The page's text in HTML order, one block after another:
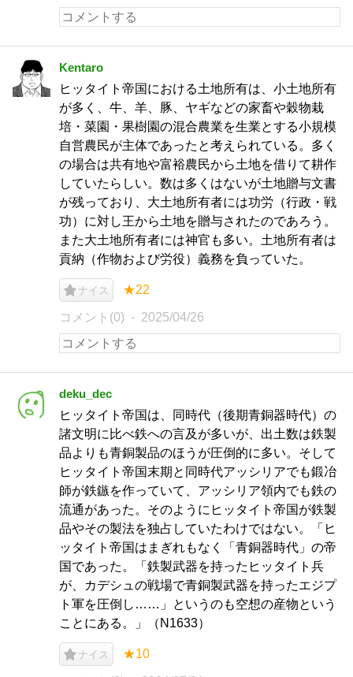
Kentaro
ヒッタイト帝国における土地所有は、小土地所有
が多く、牛、羊、豚、ヤギなどの家畜や穀物栽
培・菜園・果樹園の混合農業を生業とする小規模
自営農民が主体であったと考えられている。多く
の場合は共有地や富裕農民から土地を借りて耕作
していたらしい。数は多くはないが土地贈与文書
が残っており、大土地所有者には功労（行政・戦
功）に対し王から土地を贈与されたのであろう。
また大土地所有者には神官も多い。土地所有者は
貢納（作物および労役）義務を負っていた。
ナイス ★22
コメント(0) 2025/04/26
deku_dec
ヒッタイト帝国は、同時代（後期青銅器時代）の
諸文明に比べ鉄への言及が多いが、出土数は鉄製
品よりも青銅製品のほうが圧倒的に多い。そして
ヒッタイト帝国末期と同時代アッシリアでも鍛冶
師が鉄鏃を作っていて、アッシリア領内でも鉄の
流通があった。そのようにヒッタイト帝国が鉄製
品やその製法を独占していたわけではない。「ヒ
ッタイト帝国はまぎれもなく「青銅器時代」の帝
国であった。「鉄製武器を持ったヒッタイト兵
が、カデシュの戦場で青銅製武器を持ったエジプ
ト軍を圧倒し……」というのも空想の産物という
ことにある。」（N1633）
ナイス ★10